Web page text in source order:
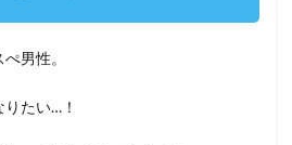
男性。
たい…！